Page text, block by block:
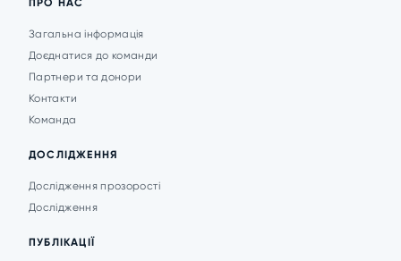
ПРО НАС
Загальна інформація
Доєднатися до команди
Партнери та донори
Контакти
Команда
ДОСЛІДЖЕННЯ
Дослідження прозорості
Дослідження
ПУБЛІКАЦІЇ